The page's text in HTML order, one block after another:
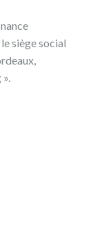
siège social